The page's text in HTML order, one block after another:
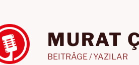
MURAT
BEITRÄGE / YAZILAR